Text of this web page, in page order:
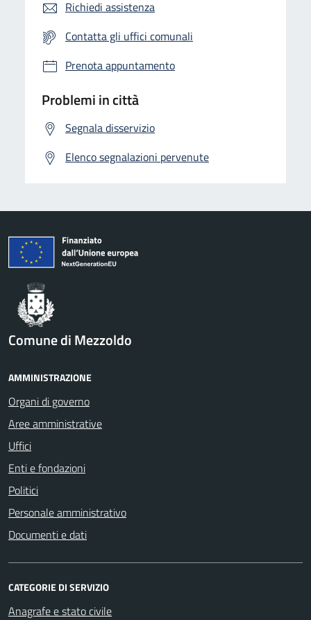
Richiedi assistenza
Contatta gli uffici comunali
Prenota appuntamento
Problemi in città
Segnala disservizio
Elenco segnalazioni pervenute
Comune di Mezzoldo
AMMINISTRAZIONE
Organi di governo
Aree amministrative
Uffici
Enti e fondazioni
Politici
Personale amministrativo
Documenti e dati
CATEGORIE DI SERVIZIO
Anagrafe e stato civile